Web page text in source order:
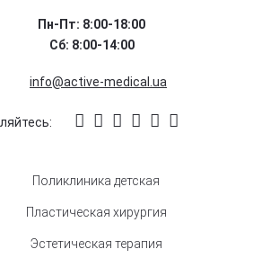
Пн-Пт: 8:00-18:00
Сб: 8:00-14:00
info@active-medical.ua
Поликлиника детская
Пластическая хирургия
Эстетическая терапия